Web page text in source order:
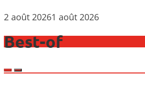
2 août 20261 août 2026
Best-of